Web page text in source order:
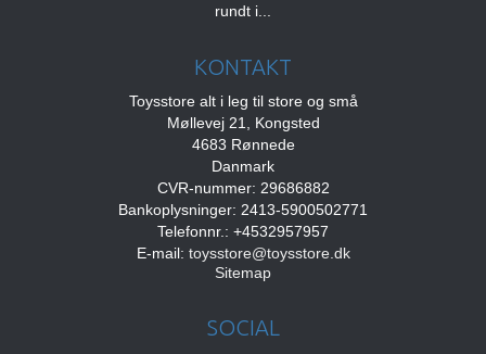
rundt i...
KONTAKT
Toysstore alt i leg til store og små
Møllevej 21, Kongsted
4683 Rønnede
Danmark
CVR-nummer: 29686882
Bankoplysninger: 2413-5900502771
Telefonnr.: +4532957957
E-mail: toysstore@toysstore.dk
Sitemap
SOCIAL